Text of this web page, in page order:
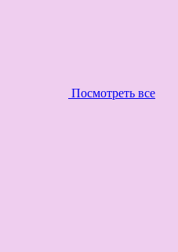
Посмотреть все